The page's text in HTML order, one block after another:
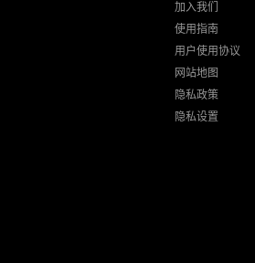
加入我们
使用指南
用户使用协议
网站地图
隐私政策
隐私设置